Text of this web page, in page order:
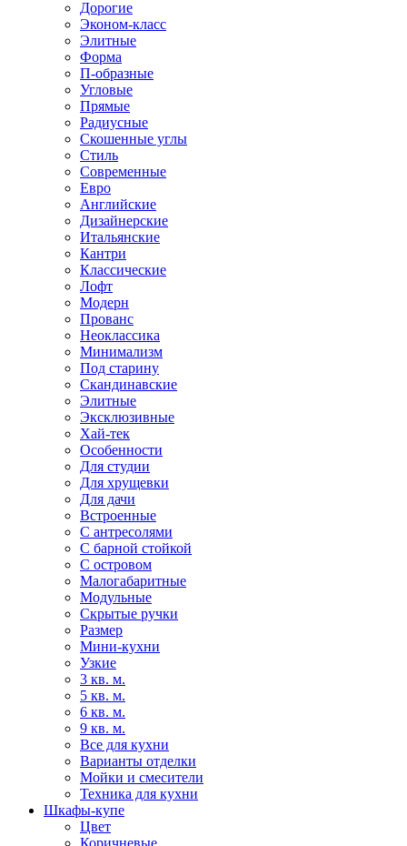
Дорогие
Эконом-класс
Элитные
Форма
П-образные
Угловые
Прямые
Радиусные
Скошенные углы
Стиль
Современные
Евро
Английские
Дизайнерские
Итальянские
Кантри
Классические
Лофт
Модерн
Прованс
Неоклассика
Минимализм
Под старину
Скандинавские
Элитные
Эксклюзивные
Хай-тек
Особенности
Для студии
Для хрущевки
Для дачи
Встроенные
С антресолями
С барной стойкой
С островом
Малогабаритные
Модульные
Скрытые ручки
Размер
Мини-кухни
Узкие
3 кв. м.
5 кв. м.
6 кв. м.
9 кв. м.
Все для кухни
Варианты отделки
Мойки и смесители
Техника для кухни
Шкафы-купе
Цвет
Коричневые